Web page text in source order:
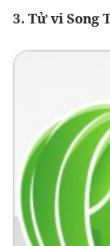
3. Tử vi Song